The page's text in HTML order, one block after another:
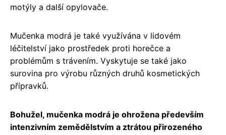
motýly a další opylovače.
Mučenka modrá je také využívána v lidovém
léčitelství jako prostředek proti horečce a
problémům s trávením. Vyskytuje se také jako
surovina pro výrobu různých druhů kosmetických
přípravků.
Bohužel, mučenka modrá je ohrožena především
intenzivním zemědělstvím a ztrátou přirozeného